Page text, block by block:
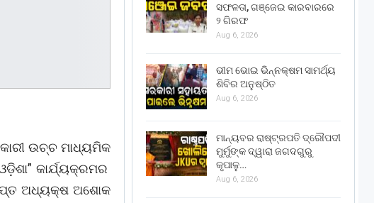
ଉଚ୍ଚ ମାଧ୍ୟମିକ
କାର୍ଯ୍ୟକ୍ରମର
ଅଧ୍ୟକ୍ଷ ଅଶୋକ
ସଫଳତା, ଗଞ୍ଜେଇ କାରବାରରେ
୨ ଗିରଫ
Aug 6, 2026
ଭୀମ ଭୋଇ ଭିନ୍ନକ୍ଷମ ସାମର୍ଥ୍ୟ
ଶିବିର ଅନୁଷ୍ଠିତ
Aug 6, 2026
ମାନ୍ୟବର ରାଷ୍ଟ୍ରପତି ଦ୍ରୌପଦୀ
ମୁର୍ମୁଙ୍କ ଦ୍ୱାରା ଜଗଦଗୁରୁ
କୃପାଳୁ…
Aug 6, 2026